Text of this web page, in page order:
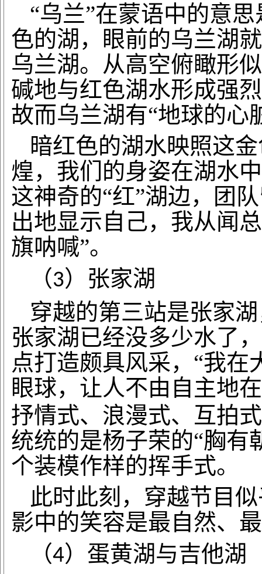
“乌兰”在蒙语中的意
色的湖，眼前的乌兰湖
乌兰湖。从高空俯瞰形
碱地与红色湖水形成强
故而乌兰湖有“地球的心
暗红色的湖水映照这
煌，我们的身姿在湖水
这神奇的“红”湖边，团
出地显示自己，我从闻
旗呐喊”。
（3）张家湖
穿越的第三站是张家
张家湖已经没多少水了
点打造颇具风采，“我在
眼球，让人不由自主地
抒情式、浪漫式、互拍
统统的是杨子荣的“胸有
个装模作样的挥手式。
此时此刻，穿越节目
影中的笑容是最自然、
（4）蛋黄湖与吉他湖